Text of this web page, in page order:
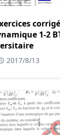
1-2
2017/8/13